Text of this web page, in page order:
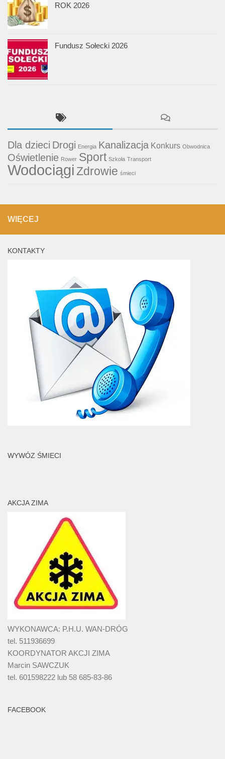
ROK 2026
Fundusz Sołecki 2026
Dla dzieci Drogi Energia Kanalizacja Konkurs Obwodnica
Oświetlenie Rower Sport Szkoła Transport
WodociągiZdrowie śmieci
WIĘCEJ
KONTAKTY
WYWÓZ ŚMIECI
AKCJA ZIMA
WYKONAWCA: P.H.U. WAN-DRÓG
tel. 511936699
KOORDYNATOR AKCJI ZIMA
Marcin SAWCZUK
tel. 601598222 lub 58 685-83-86
FACEBOOK